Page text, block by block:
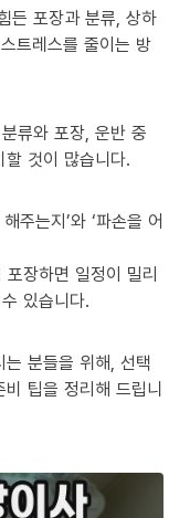
든 포장과 분류, 상하
트레스를 줄이는 방
류와 포장, 운반 중
것이 많습니다.
주는지’와 ‘파손을 어
장하면 일정이 밀리
있습니다.
분들을 위해, 선택
팁을 정리해 드립니